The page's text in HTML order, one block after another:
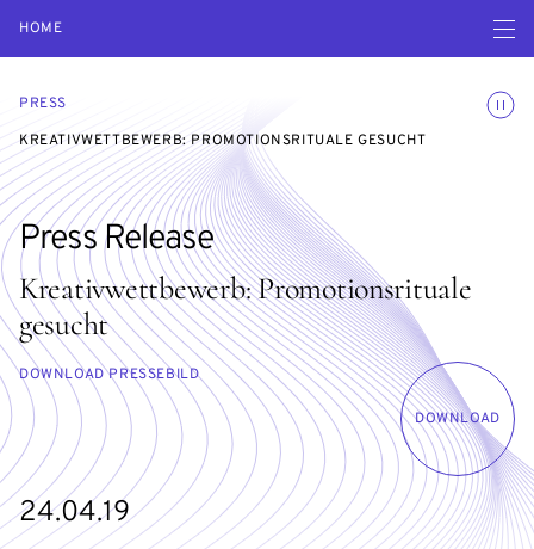
HOME Open
PRESS
KREATIVWETTBEWERB: PROMOTIONSRITUALE GESUCHT
Kreativwettbewerb: Promotionsrituale
gesucht
Press Release
DOWNLOAD
DOWNLOAD PRESSEBILD
24.04.19